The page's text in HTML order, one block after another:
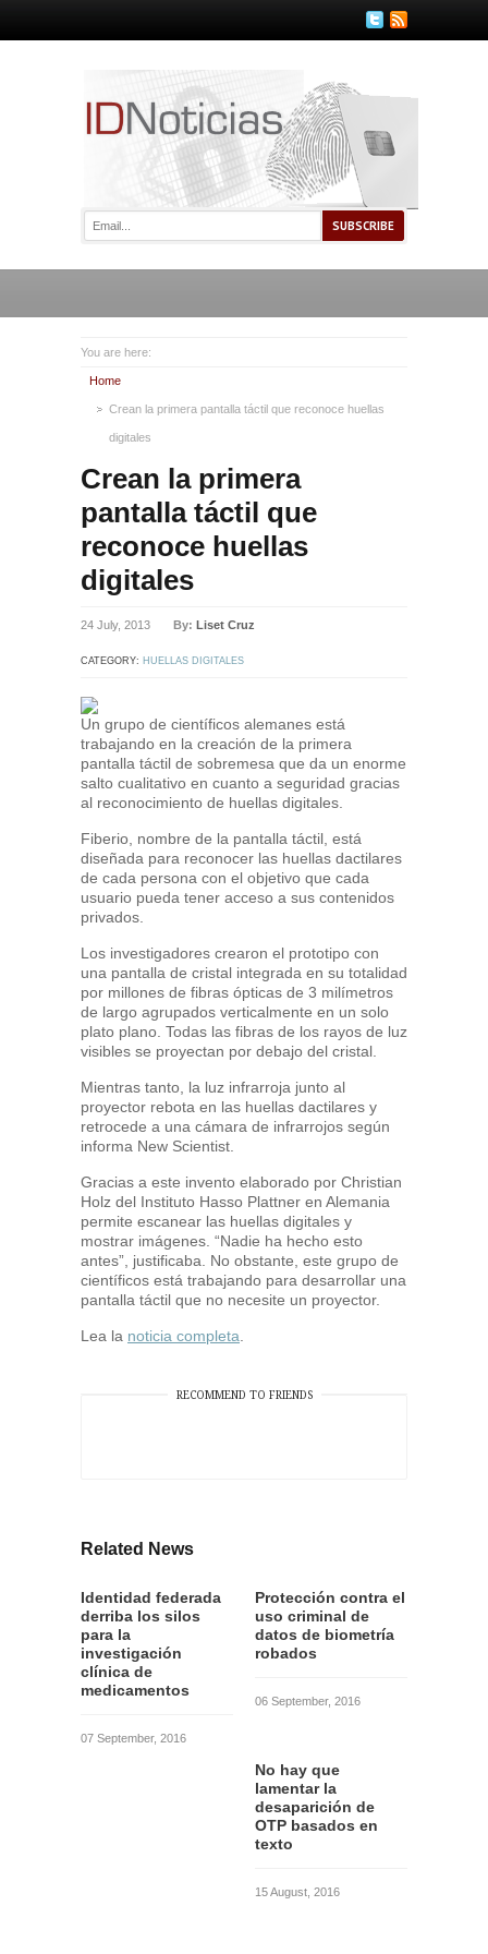
You are here:
Home
Crean la primera pantalla táctil que reconoce huellas
digitales
Crean la primera
pantalla táctil que
reconoce huellas
digitales
24 July, 2013 By: Liset Cruz
CATEGORY: HUELLAS DIGITALES
Un grupo de científicos alemanes está
trabajando en la creación de la primera
pantalla táctil de sobremesa que da un enorme
salto cualitativo en cuanto a seguridad gracias
al reconocimiento de huellas digitales.
Fiberio, nombre de la pantalla táctil, está
diseñada para reconocer las huellas dactilares
de cada persona con el objetivo que cada
usuario pueda tener acceso a sus contenidos
privados.
Los investigadores crearon el prototipo con
una pantalla de cristal integrada en su totalidad
por millones de fibras ópticas de 3 milímetros
de largo agrupados verticalmente en un solo
plato plano. Todas las fibras de los rayos de luz
visibles se proyectan por debajo del cristal.
Mientras tanto, la luz infrarroja junto al
proyector rebota en las huellas dactilares y
retrocede a una cámara de infrarrojos según
informa New Scientist.
Gracias a este invento elaborado por Christian
Holz del Instituto Hasso Plattner en Alemania
permite escanear las huellas digitales y
mostrar imágenes. “Nadie ha hecho esto
antes”, justificaba. No obstante, este grupo de
científicos está trabajando para desarrollar una
pantalla táctil que no necesite un proyector.
Lea la noticia completa
RECOMMEND TO FRIENDS
Related News
Identidad federada
derriba los silos
para la
investigación
clínica de
medicamentos
07 September, 2016
Protección contra el
uso criminal de
datos de biometría
robados
06 September, 2016
No hay que
lamentar la
desaparición de
OTP basados en
texto
15 August, 2016